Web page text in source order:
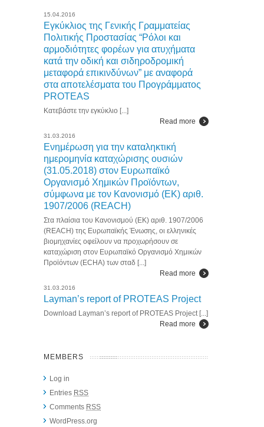
15.04.2016
Εγκύκλιος της Γενικής Γραμματείας
Πολιτικής Προστασίας “Ρόλοι και
αρμοδιότητες φορέων για ατυχήματα
κατά την οδική και σιδηροδρομική
μεταφορά επικινδύνων” με αναφορά
στα αποτελέσματα του Προγράμματος
PROTEAS
Κατεβάστε την εγκύκλιο [...]
Read more
31.03.2016
Ενημέρωση για την καταληκτική
ημερομηνία καταχώρισης ουσιών
(31.05.2018) στον Ευρωπαϊκό
Οργανισμό Χημικών Προϊόντων,
σύμφωνα με τον Κανονισμό (ΕΚ) αριθ.
1907/2006 (REACH)
Στα πλαίσια του Κανονισμού (ΕΚ) αριθ. 1907/2006
(REACH) της Ευρωπαϊκής Ένωσης, οι ελληνικές
βιομηχανίες οφείλουν να προχωρήσουν σε
καταχώριση στον Ευρωπαϊκό Οργανισμό Χημικών
Προϊόντων (ECHA) των σταδ [...]
Read more
31.03.2016
Layman’s report of PROTEAS Project
Download Layman’s report of PROTEAS Project [...]
Read more
MEMBERS
Log in
Entries RSS
Comments RSS
WordPress.org